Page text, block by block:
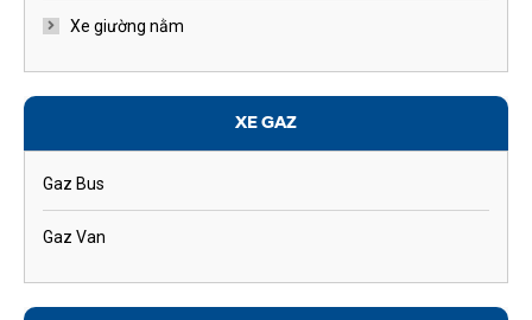
Xe giường nằm
XE GAZ
Gaz Bus
Gaz Van